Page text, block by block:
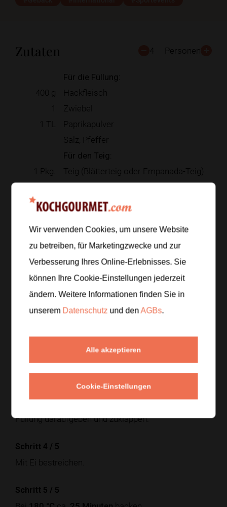
Zutaten 4 Personen
Für die Füllung:
400 g
Hackfleisch
1
Zwiebel
1 TL
Paprikapulver
Salz, Pfeffer
Für den Teig:
1 Pkg. Teig (Blätterteig oder Empanada-Teig)
1 Ei
Zur Einkaufsliste hinzufügen
Zubereitung
Schritt 1/5
Teig ausrollen und Kreise ausstechen.
Schritt 3/5
Füllung daraufgeben und zuklappen.
Schritt 4 / 5
Mit Ei bestreichen.
Schritt 5 / 5
Wir verwenden Cookies, um unsere Website
zu betreiben, für Marketingzwecke und zur
Verbesserung Ihres Online-Erlebnisses. Sie
können Ihre Cookie-Einstellungen jederzeit
ändern. Weitere Informationen finden Sie in
unserem Datenschutz und denAGBs.
Alle akzeptieren
Cookie-Einstellungen